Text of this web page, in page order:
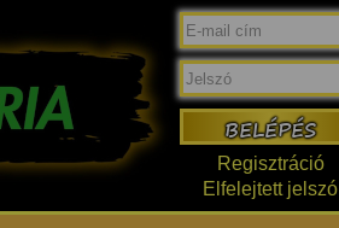
Regisztráció
Elfelejtett jelszó